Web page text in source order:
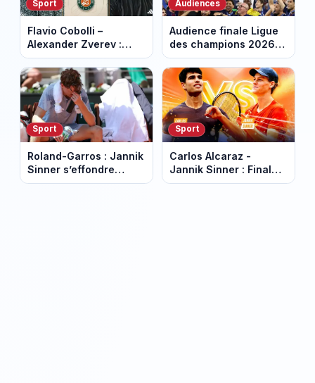
Sport
Flavio Cobolli –
Alexander Zverev :
finale de Roland-
Garros en direct à 15h
sur France 2
Audiences
Audience finale Ligue
des champions 2026 :
9,1 millions de
téléspectateurs, un
score en recul
Sport
Roland-Garros : Jannik
Sinner s’effondre
physiquement et laisse
Sport
Carlos Alcaraz -
Jannik Sinner : Finale
de Roland-Garros à